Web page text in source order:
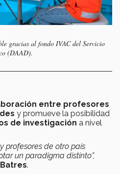
gracias al fondo IVAC del Servicio
(DAAD).
entre profesores
y promueve la posibilidad
de investigación a nivel
profesores de otro país
un paradigma distinto”,
.